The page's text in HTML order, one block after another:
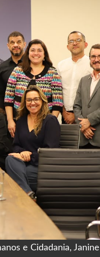
e Cidadania, Janine